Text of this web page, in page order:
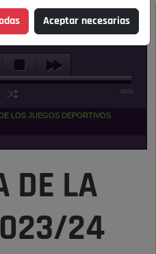
03:06
LOS JUEGOS DEPORTIVOS
DE LA
24
Aceptar necesarias